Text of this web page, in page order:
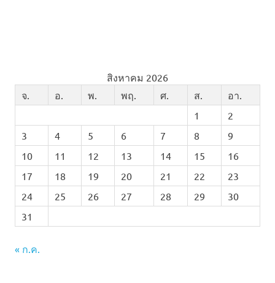
สิงหาคม 2026
จ.
อ. พ. พฤ. ศ. ส.
อา.
1
2
3
4 5 6 7 8
9
10
11 12 13 14 15
16
17
18 19 20 21 22
23
24
25 26 27 28 29
30
31
« ก.ค.